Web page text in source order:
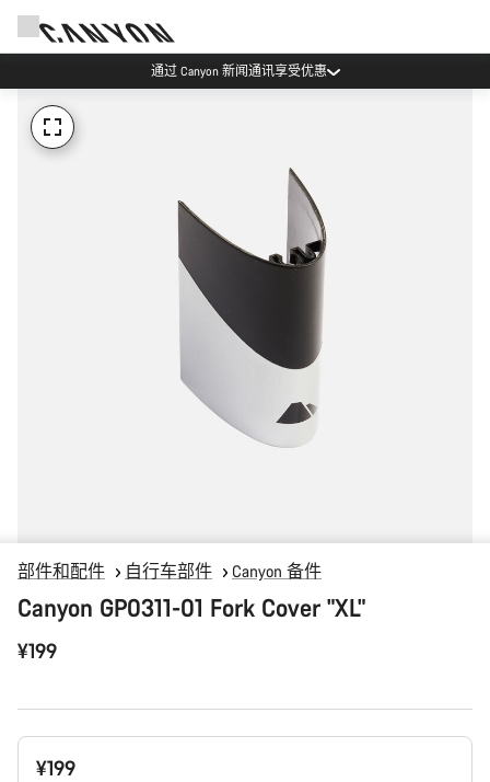
通过 Canyon 新闻通讯享受优惠
部件和配件 自行车部件 Canyon 备件
Canyon GP0311-01 Fork Cover "XL"
¥199
产
¥199